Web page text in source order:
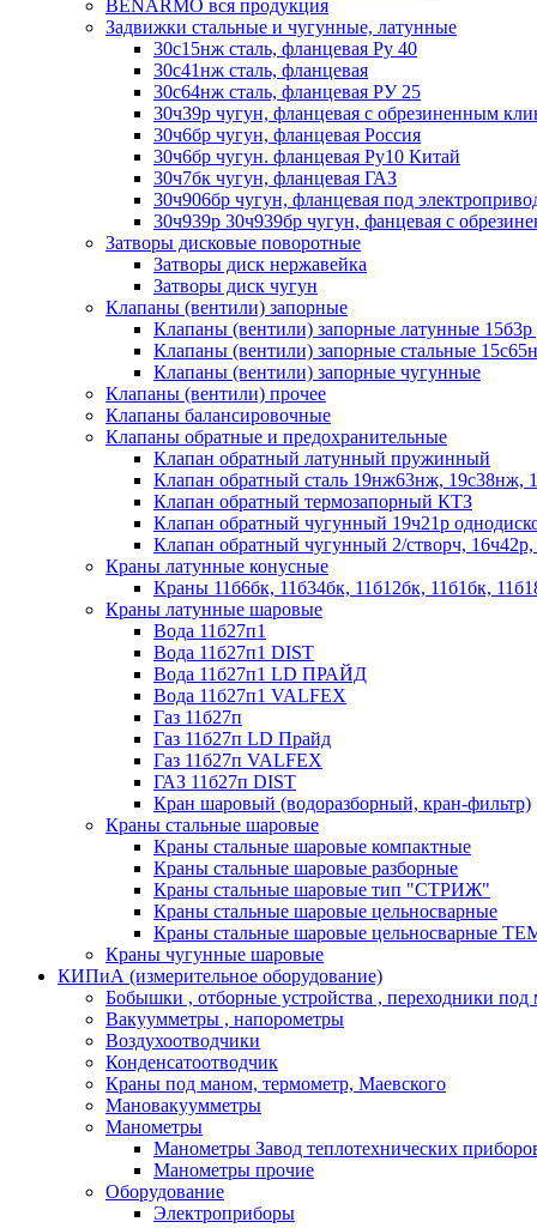
BENARMO вся продукция
Задвижки стальные и чугунные, латунные
30с15нж сталь, фланцевая Ру 40
30с41нж сталь, фланцевая
30с64нж сталь, фланцевая РУ 25
30ч39р чугун, фланцевая с обрезиненным
30ч6бр чугун, фланцевая Россия
30ч6бр чугун. фланцевая Ру10 Китай
30ч7бк чугун, фланцевая ГАЗ
30ч906бр чугун, фланцевая под
30ч939р 30ч939бр чугун, фанцевая с
Затворы дисковые поворотные
Затворы диск нержавейка
Затворы диск чугун
Клапаны (вентили) запорные
Клапаны (вентили) запорные латунные 15б3р
Клапаны (вентили) запорные стальные
Клапаны (вентили) запорные чугунные
Клапаны (вентили) прочее
Клапаны балансировочные
Клапаны обратные и предохранительные
Клапан обратный латунный пружинный
Клапан обратный сталь 19нж63нж, 19с38нж,
Клапан обратный термозапорный КТЗ
Клапан обратный чугунный 19ч21р
Клапан обратный чугунный 2/створч, 16ч42р,
Краны латунные конусные
Краны 11б6бк, 11б34бк, 11б12бк, 11б1бк,
Краны латунные шаровые
Вода 11б27п1
Вода 11б27п1 DIST
Вода 11б27п1 LD ПРАЙД
Вода 11б27п1 VALFEX
Газ 11б27п
Газ 11б27п LD Прайд
Газ 11б27п VALFEX
ГАЗ 11б27п DIST
Кран шаровый (водоразборный, кран-фильтр)
Краны стальные шаровые
Краны стальные шаровые компактные
Краны стальные шаровые разборные
Краны стальные шаровые тип "СТРИЖ"
Краны стальные шаровые цельносварные
Краны стальные шаровые цельносварные
Краны чугунные шаровые
КИПиА (измерительное оборудование)
Бобышки , отборные устройства , переходники под
Вакуумметры , напорометры
Воздухоотводчики
Конденсатоотводчик
Краны под маном, термометр, Маевского
Мановакуумметры
Манометры
Манометры Завод теплотехнических
Манометры прочие
Оборудование
Электроприборы